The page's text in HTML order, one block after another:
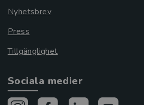
Nyhetsbrev
Press
Tillgänglighet
Sociala medier